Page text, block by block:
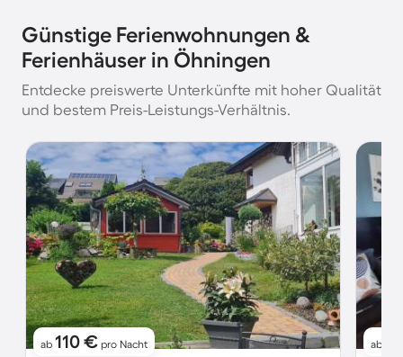
Günstige Ferienwohnungen &
Ferienhäuser in Öhningen
Entdecke preiswerte Unterkünfte mit hoher Qualität
und bestem Preis-Leistungs-Verhältnis.
ab 110 € pro Nacht ab